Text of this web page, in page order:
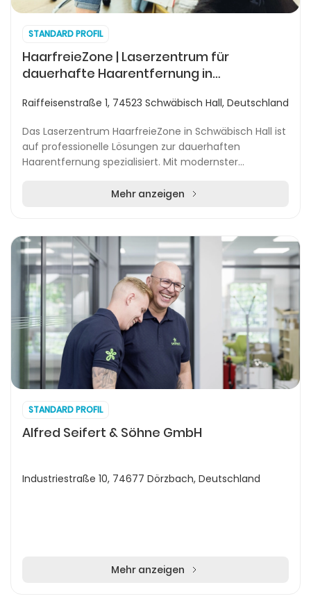
STANDARD PROFIL
HaarfreieZone | Laserzentrum für
dauerhafte Haarentfernung in
Raiffeisenstraße 1, 74523 Schwäbisch Hall, Deutschland
Das Laserzentrum HaarfreieZone in Schwäbisch Hall ist
auf professionelle Lösungen zur dauerhaften
Haarentfernung spezialisiert. Mit modernster
Mehr anzeigen
STANDARD PROFIL
Alfred Seifert & Söhne GmbH
Industriestraße 10, 74677 Dörzbach, Deutschland
Mehr anzeigen